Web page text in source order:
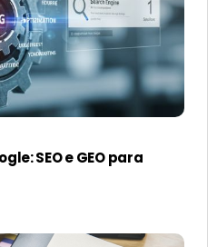
SEO e GEO para